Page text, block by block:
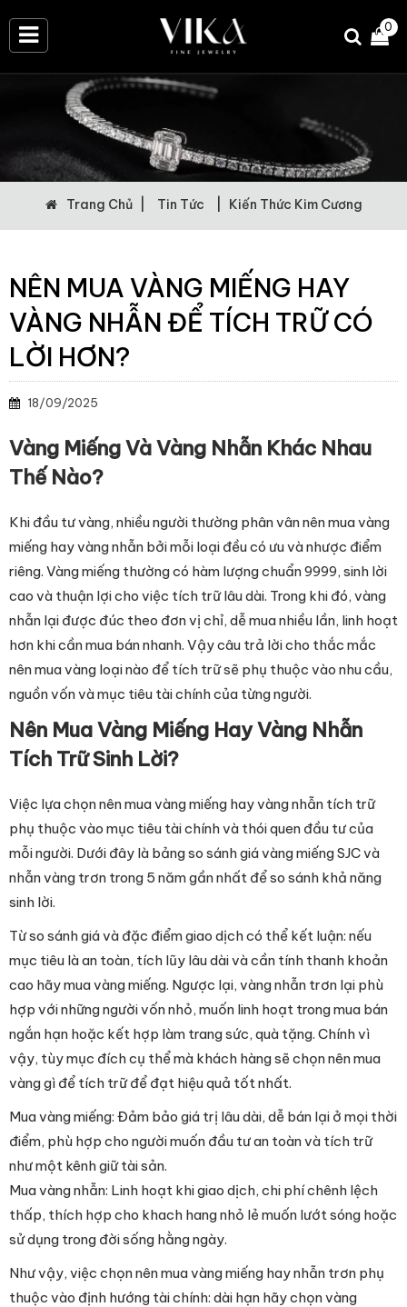
0
Trang Chủ Tin Tức Kiến Thức Kim Cương
NÊN MUA VÀNG MIẾNG HAY
VÀNG NHẪN ĐỂ TÍCH TRỮ CÓ
LỜI HƠN?
18/09/2025
Vàng Miếng Và Vàng Nhẫn Khác Nhau
Thế Nào?
Khi đầu tư vàng, nhiều người thường phân vân nên mua vàng
miếng hay vàng nhẫn bởi mỗi loại đều có ưu và nhược điểm
riêng. Vàng miếng thường có hàm lượng chuẩn 9999, sinh lời
cao và thuận lợi cho việc tích trữ lâu dài. Trong khi đó, vàng
nhẫn lại được đúc theo đơn vị chỉ, dễ mua nhiều lần, linh hoạt
hơn khi cần mua bán nhanh. Vậy câu trả lời cho thắc mắc
nên mua vàng loại nào để tích trữ sẽ phụ thuộc vào nhu cầu,
nguồn vốn và mục tiêu tài chính của từng người.
Nên Mua Vàng Miếng Hay Vàng Nhẫn
Tích Trữ Sinh Lời?
Việc lựa chọn nên mua vàng miếng hay vàng nhẫn tích trữ
phụ thuộc vào mục tiêu tài chính và thói quen đầu tư của
mỗi người. Dưới đây là bảng so sánh giá vàng miếng SJC và
nhẫn vàng trơn trong 5 năm gần nhất để so sánh khả năng
sinh lời.
Từ so sánh giá và đặc điểm giao dịch có thể kết luận: nếu
mục tiêu là an toàn, tích lũy lâu dài và cần tính thanh khoản
cao hãy mua vàng miếng. Ngược lại, vàng nhẫn trơn lại phù
hợp với những người vốn nhỏ, muốn linh hoạt trong mua bán
ngắn hạn hoặc kết hợp làm trang sức, quà tặng. Chính vì
vậy, tùy mục đích cụ thể mà khách hàng sẽ chọn nên mua
vàng gì để tích trữ để đạt hiệu quả tốt nhất.
Mua vàng miếng: Đảm bảo giá trị lâu dài, dễ bán lại ở mọi thời
điểm, phù hợp cho người muốn đầu tư an toàn và tích trữ
như một kênh giữ tài sản.
Mua vàng nhẫn: Linh hoạt khi giao dịch, chi phí chênh lệch
thấp, thích hợp cho khach hang nhỏ lẻ muốn lướt sóng hoặc
sử dụng trong đời sống hằng ngày.
Như vậy, việc chọn nên mua vàng miếng hay nhẫn trơn phụ
thuộc vào định hướng tài chính: dài hạn hãy chọn vàng